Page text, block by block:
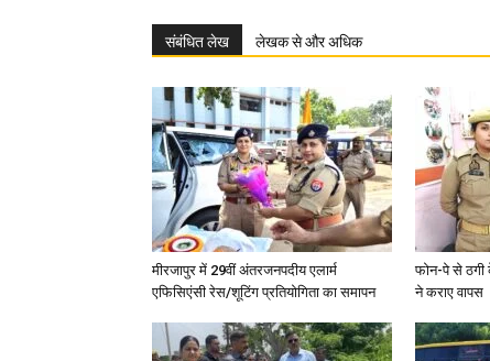
संबंधित लेख लेखक से और अधिक
मीरजापुर में 29वीं अंतरजनपदीय एलार्म
एफिसिएंसी रेस/शूटिंग प्रतियोगिता का समापन
फोन-पे से ठगी
ने कराए वापस